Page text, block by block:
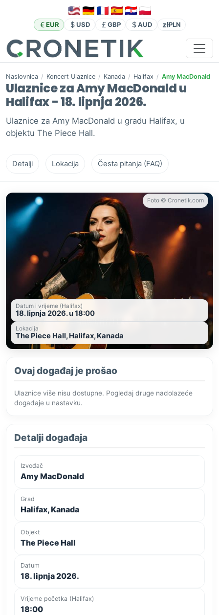
EUR USD GBP AUD złPLN
Naslovnica / Koncert Ulaznice / Kanada / Halifax / Amy MacDonald
Ulaznice za Amy MacDonald u
Halifax - 18. lipnja 2026.
Ulaznice za Amy MacDonald u gradu Halifax, u
objektu The Piece Hall.
Detalji Lokacija Česta pitanja (FAQ)
Foto © Cronetik.com
Datum i vrijeme (Halifax)
18. lipnja 2026. u 18:00
Lokacija
The Piece Hall, Halifax, Kanada
Ovaj događaj je prošao
Ulaznice više nisu dostupne. Pogledaj druge nadolazeće
događaje u nastavku.
Detalji događaja
Izvođač
Amy MacDonald
Grad
Halifax, Kanada
Objekt
The Piece Hall
Datum
18. lipnja 2026.
Vrijeme početka (Halifax)
18:00